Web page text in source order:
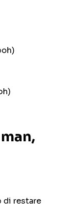
di restare